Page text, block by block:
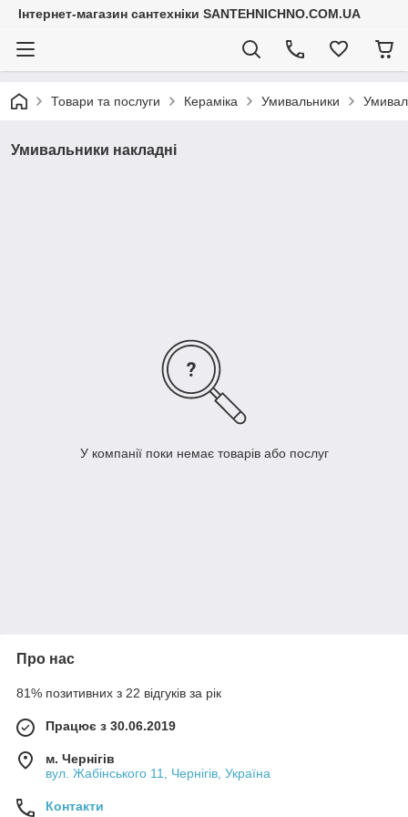
Інтернет-магазин сантехніки SANTEHNICHNO.COM.UA
Товари та послуги Кераміка Умивальники
Умивальники накладні
У компанії поки немає товарів або послуг
Про нас
81% позитивних з 22 відгуків за рік
Працює з 30.06.2019
м. Чернігів
вул. Жабінського 11, Чернігів, Україна
Контакти